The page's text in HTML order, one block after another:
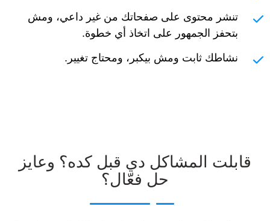
تنشر محتوى على صفحاتك من غير داعي، ومش
بتحفز الجمهور على اتخاذ أي خطوة.
نشاطك ثابت ومش بيكبر، ومحتاج تغيير.
قابلت المشاكل دي قبل كده؟ وعايز
حل فعّال؟